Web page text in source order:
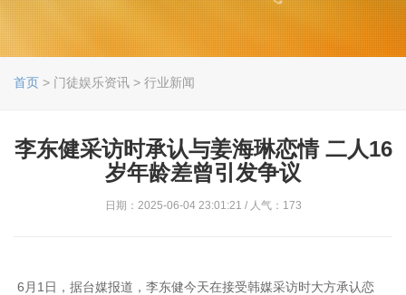
首页 > 门徒娱乐资讯 > 行业新闻
李东健采访时承认与姜海琳恋情 二人16
岁年龄差曾引发争议
日期：2025-06-04 23:01:21 / 人气：173
6月1日，据台媒报道，李东健今天在接受韩媒采访时大方承认恋